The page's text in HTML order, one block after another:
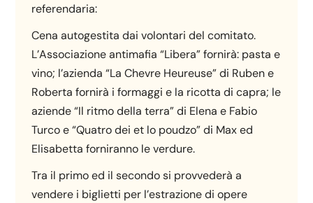
referendaria:
Cena autogestita dai volontari del comitato.
L’Associazione antimafia “Libera” fornirà: pasta e
vino; l’azienda “La Chevre Heureuse” di Ruben e
Roberta fornirà i formaggi e la ricotta di capra; le
aziende “Il ritmo della terra” di Elena e Fabio
Turco e “Quatro dei et lo poudzo” di Max ed
Elisabetta forniranno le verdure.
Tra il primo ed il secondo si provvederà a
vendere i biglietti per l’estrazione di opere